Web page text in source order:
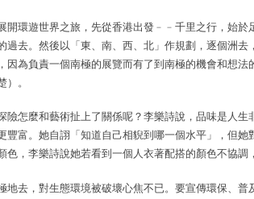
開環遊世界之旅，先從香港出發﹣﹣千里之行，始
過去。然後以「東、南、西、北」作規劃，逐個洲
因為負責一個南極的展覽而有了到南極的機會和想
。
險怎麼和藝術扯上了關係呢？李樂詩說，品味是人
豐富。她自詡「知道自己相貎到哪一個水平」，但
色，李樂詩說她若看到一個人衣著配搭的顏色不協調
地去，對生態環境被破壞心焦不已。要宣傳環保、